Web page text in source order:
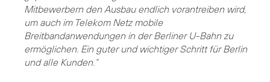
Mitbewerbern den Ausbau endlich vorantreiben wird,
um auch im Telekom Netz mobile
Breitbandanwendungen in der Berliner U-Bahn zu
ermöglichen. Ein guter und wichtiger Schritt für Berlin
und alle Kunden.“